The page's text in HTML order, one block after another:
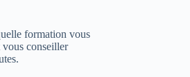
formation vous
vous conseiller